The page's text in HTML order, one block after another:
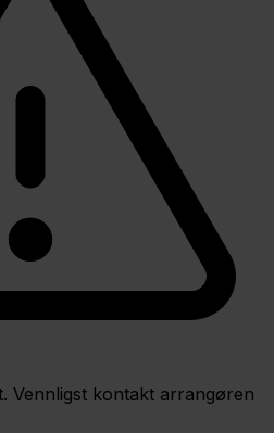
Vennligst kontakt arrangøren